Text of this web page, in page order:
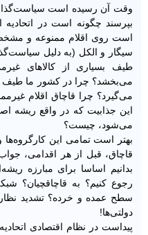
وقت آن رسیده است
بپرسند چگونه است در اتحادیه
است روی اقلام ممنوعه و
سیگار و الکل (به دلیل
طیف بسیاری از کالاهای
می‌بخشد؟ چرا در کشور ما طیف
می‌گیرد؟ چرا قاچاق اقلام
این جذابیت که در واقع ریشه
می‌شود، چیست؟
بهتر است تمامی ‌این کارگروه‌ها
قاچاق، قبل از هر اقدامی‌،
بدانیم اساسا برای مبارزه
رجوع کنیم؟ به قاچاقچیان؟
سطح عمده و خرده؟ تشدید
دولتی‌ها!
پیداست در نظام اقتصادی